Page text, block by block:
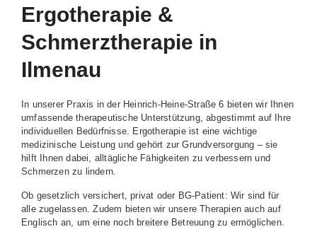
Ergotherapie &
Schmerztherapie in
Ilmenau
In unserer Praxis in der Heinrich-Heine-Straße 6 bieten wir Ihnen
umfassende therapeutische Unterstützung, abgestimmt auf Ihre
individuellen Bedürfnisse. Ergotherapie ist eine wichtige
medizinische Leistung und gehört zur Grundversorgung – sie
hilft Ihnen dabei, alltägliche Fähigkeiten zu verbessern und
Schmerzen zu lindern.
Ob gesetzlich versichert, privat oder BG-Patient: Wir sind für
alle zugelassen. Zudem bieten wir unsere Therapien auch auf
Englisch an, um eine noch breitere Betreuung zu ermöglichen.